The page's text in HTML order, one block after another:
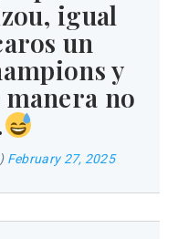
igual
un
y
no
February 27, 2025